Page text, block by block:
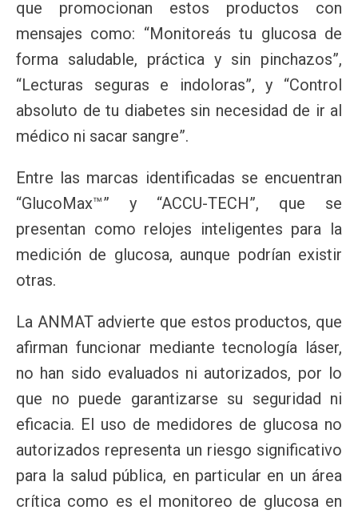
que promocionan estos productos con
mensajes como: “Monitoreás tu glucosa de
forma saludable, práctica y sin pinchazos”,
“Lecturas seguras e indoloras”, y “Control
absoluto de tu diabetes sin necesidad de ir al
médico ni sacar sangre”.
Entre las marcas identificadas se encuentran
“GlucoMax™” y “ACCU-TECH”, que se
presentan como relojes inteligentes para la
medición de glucosa, aunque podrían existir
otras.
La ANMAT advierte que estos productos, que
afirman funcionar mediante tecnología láser,
no han sido evaluados ni autorizados, por lo
que no puede garantizarse su seguridad ni
eficacia. El uso de medidores de glucosa no
autorizados representa un riesgo significativo
para la salud pública, en particular en un área
crítica como es el monitoreo de glucosa en